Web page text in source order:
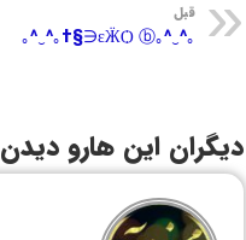
قبل
｡^‿^｡εӜѺ ⓑ∈§†｡^‿^｡
دیگران این هارو دیدن